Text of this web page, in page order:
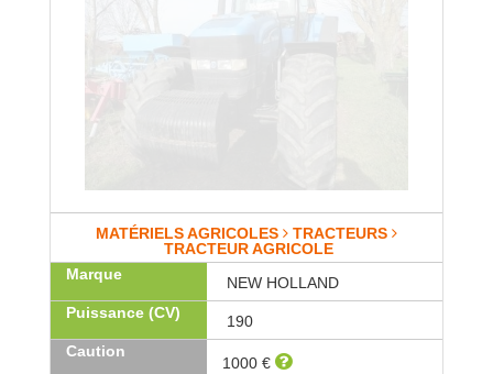
MATÉRIELS AGRICOLES
TRACTEURS
TRACTEUR AGRICOLE
Marque
NEW HOLLAND
Puissance (CV)
190
Caution
1000 €